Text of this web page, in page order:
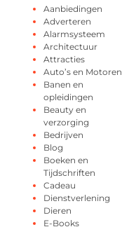
Aanbiedingen
Adverteren
Alarmsysteem
Architectuur
Attracties
Auto’s en Motoren
Banen en
opleidingen
Beauty en
verzorging
Bedrijven
Blog
Boeken en
Tijdschriften
Cadeau
Dienstverlening
Dieren
E-Books